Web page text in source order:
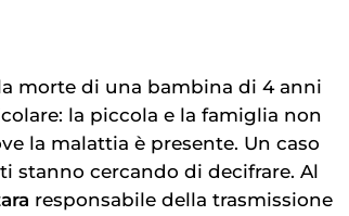
morte di una bambina di 4 anni
la piccola e la famiglia non
la malattia è presente. Un caso
stanno cercando di decifrare. Al
responsabile della trasmissione